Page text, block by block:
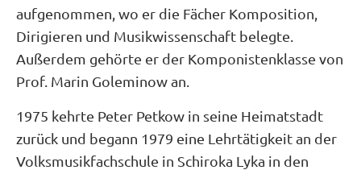
aufgenommen, wo er die Fächer Komposition,
Dirigieren und Musikwissenschaft belegte.
Außerdem gehörte er der Komponistenklasse von
Prof. Marin Goleminow an.
1975 kehrte Peter Petkow in seine Heimatstadt
zurück und begann 1979 eine Lehrtätigkeit an der
Volksmusikfachschule in Schiroka Lyka in den